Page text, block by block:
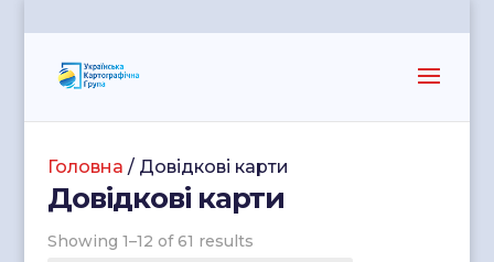
Головна / Довідкові карти
Довідкові карти
Showing 1–12 of 61 results